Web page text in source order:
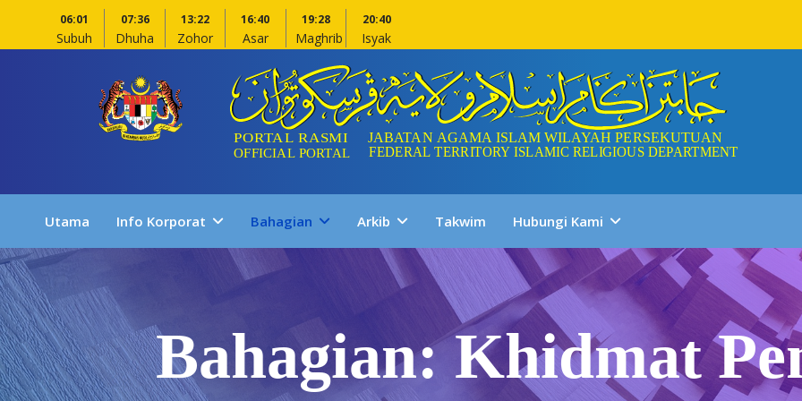
06:01
Subuh
07:36
Dhuha
13:22
Zohor
16:40
Asar
19:28
Maghrib
20:40
Isyak
Utama Info Korporat Bahagian Arkib Takwim Hubungi Kami
Bahagian: Khidmat